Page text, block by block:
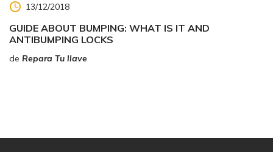
13/12/2018
GUIDE ABOUT BUMPING: WHAT IS IT AND
ANTIBUMPING LOCKS
de Repara Tu llave